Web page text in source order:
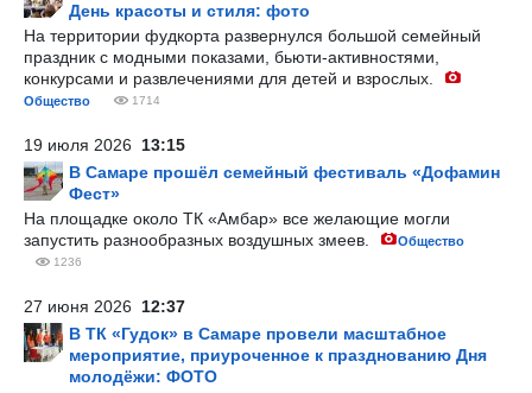
День красоты и стиля: фото
На территории фудкорта развернулся большой семейный
праздник с модными показами, бьюти-активностями,
конкурсами и развлечениями для детей и взрослых.
Общество 1714
19 июля 2026 13:15
В Самаре прошёл семейный фестиваль «Дофамин
Фест»
На площадке около ТК «Амбар» все желающие могли
запустить разнообразных воздушных змеев.
Общество
1236
27 июня 2026 12:37
В ТК «Гудок» в Самаре провели масштабное
мероприятие, приуроченное к празднованию Дня
молодёжи: ФОТО